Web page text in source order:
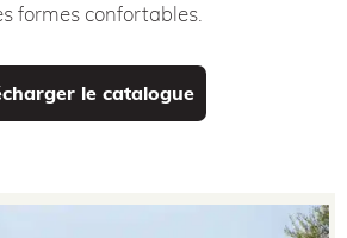
formes confortables.
le catalogue